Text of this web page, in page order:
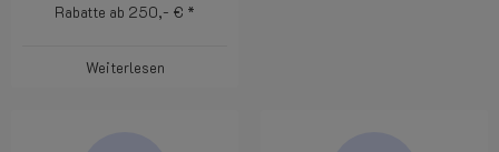
Rabatte ab 250,- € *
Weiterlesen